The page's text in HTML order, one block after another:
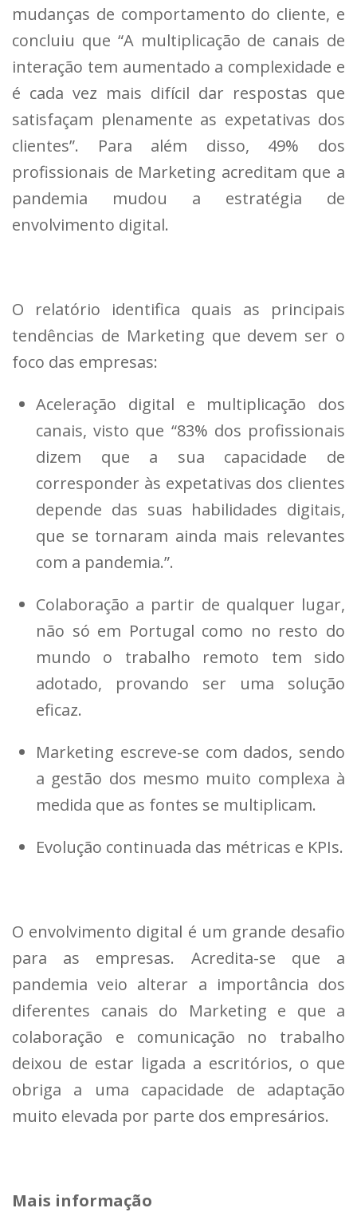
mudanças de comportamento do cliente, e
concluiu que “A multiplicação de canais de
interação tem aumentado a complexidade e
é cada vez mais difícil dar respostas que
satisfaçam plenamente as expetativas dos
clientes”. Para além disso, 49% dos
profissionais de Marketing acreditam que a
pandemia mudou a estratégia de
envolvimento digital.
O relatório identifica quais as principais
tendências de Marketing que devem ser o
foco das empresas:
Aceleração digital e multiplicação dos
canais, visto que “83% dos profissionais
dizem que a sua capacidade de
corresponder às expetativas dos clientes
depende das suas habilidades digitais,
que se tornaram ainda mais relevantes
com a pandemia.”.
Colaboração a partir de qualquer lugar,
não só em Portugal como no resto do
mundo o trabalho remoto tem sido
adotado, provando ser uma solução
eficaz.
Marketing escreve-se com dados, sendo
a gestão dos mesmo muito complexa à
medida que as fontes se multiplicam.
Evolução continuada das métricas e KPIs.
O envolvimento digital é um grande desafio
para as empresas. Acredita-se que a
pandemia veio alterar a importância dos
diferentes canais do Marketing e que a
colaboração e comunicação no trabalho
deixou de estar ligada a escritórios, o que
obriga a uma capacidade de adaptação
muito elevada por parte dos empresários.
Mais informação